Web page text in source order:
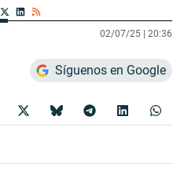
02/07/25 | 20:36
Síguenos en Google